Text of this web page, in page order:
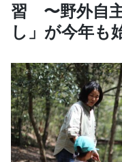
習 〜野外自
し」が今年も